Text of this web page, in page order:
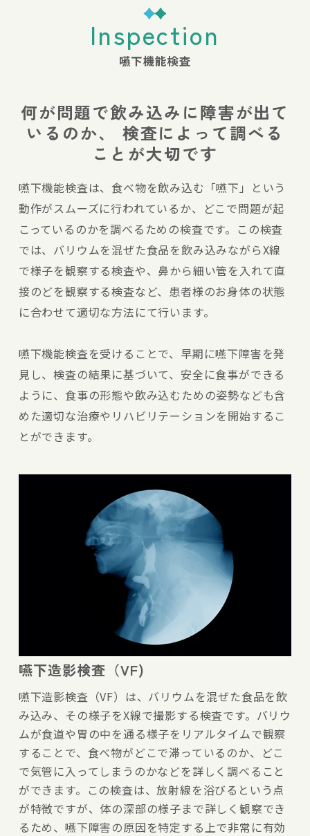
Inspection
嚥下機能検査
何が問題で飲み込みに障害が出て
いるのか、
検査によって調べる
ことが大切です
嚥下機能検査は、食べ物を飲み込む「嚥下」という
動作がスムーズに行われているか、どこで問題が起
こっているのかを調べるための検査です。この検査
では、バリウムを混ぜた食品を飲み込みながらX線
で様子を観察する検査や、鼻から細い管を入れて直
接のどを観察する検査など、患者様のお身体の状態
に合わせて適切な方法にて行います。
嚥下機能検査を受けることで、早期に嚥下障害を発
見し、検査の結果に基づいて、安全に食事ができる
ように、食事の形態や飲み込むための姿勢なども含
めた適切な治療やリハビリテーションを開始するこ
とができます。
嚥下造影検査（VF)
嚥下造影検査（VF）は、バリウムを混ぜた食品を飲
み込み、その様子をX線で撮影する検査です。バリウ
ムが食道や胃の中を通る様子をリアルタイムで観察
することで、食べ物がどこで滞っているのか、どこ
で気管に入ってしまうのかなどを詳しく調べること
ができます。この検査は、放射線を浴びるという点
が特徴ですが、体の深部の様子まで詳しく観察でき
るため、嚥下障害の原因を特定する上で非常に有効